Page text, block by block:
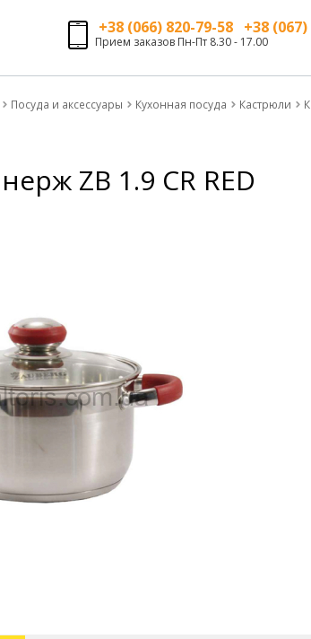
+38 (066) 820-79-58 +38 (067)
Прием заказов Пн-Пт 8.30 - 17.00
Посуда и аксессуары Кухонная посуда Кастрюли
ZB 1.9 CR RED